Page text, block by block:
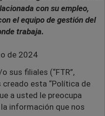
con su empleo,
el equipo de gestión del
trabaja.
de 2024
sus filiales (“FTR”,
creado esta “Política de
a usted le preocupa
información que nos